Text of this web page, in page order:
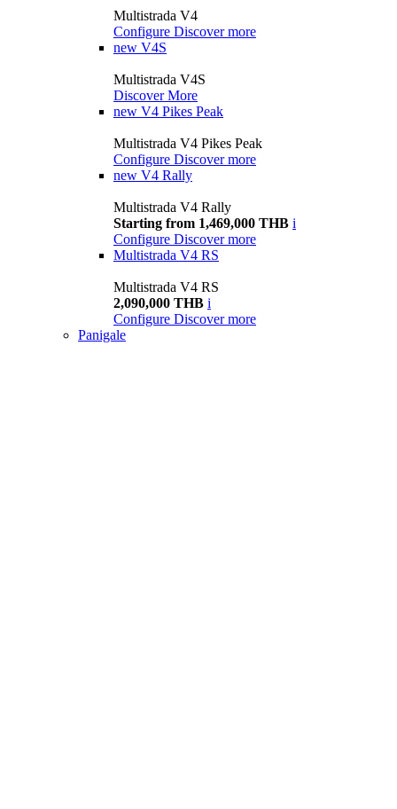
Multistrada V4
Configure Discover more
new V4S
Multistrada V4S
Discover More
new V4 Pikes Peak
Multistrada V4 Pikes Peak
Configure Discover more
new V4 Rally
Multistrada V4 Rally
Starting from 1,469,000 THB i
Configure Discover more
Multistrada V4 RS
Multistrada V4 RS
2,090,000 THB i
Configure Discover more
Panigale